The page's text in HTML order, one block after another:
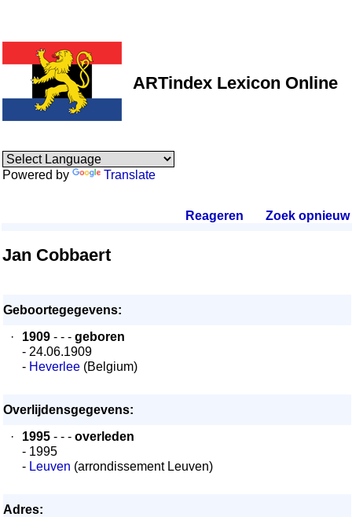
ARTindex Lexicon Online
Powered by Translate
Reageren Zoek opnieuw.
Jan Cobbaert
Geboortegegevens:
·
1909 - - - geboren
- 24.06.1909
- Heverlee (Belgium)
Overlijdensgegevens:
·
1995 - - - overleden
- 1995
- Leuven (arrondissement Leuven)
Adres: